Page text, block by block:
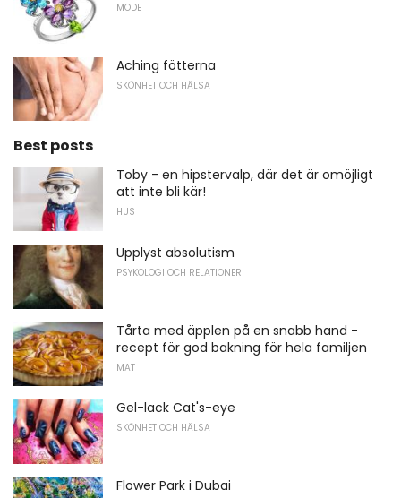
MODE
Aching fötterna
SKÖNHET OCH HÄLSA
Best posts
Toby - en hipstervalp, där det är omöjligt
att inte bli kär!
HUS
Upplyst absolutism
PSYKOLOGI OCH RELATIONER
Tårta med äpplen på en snabb hand -
recept för god bakning för hela familjen
MAT
Gel-lack Cat's-eye
SKÖNHET OCH HÄLSA
Flower Park i Dubai